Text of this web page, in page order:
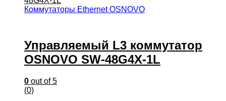
Коммутаторы Ethernet OSNOVO
Управляемый L3 коммутатор
OSNOVO SW-48G4X-1L
0 out of 5
(0)